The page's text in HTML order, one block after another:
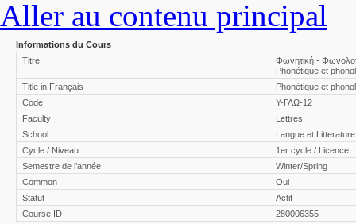
Aller au contenu principal
Informations du Cours
Titre
Φωνητική -
Phonétique et
Title in Français
Phonétique et
Code
Υ-ΓΛΩ-12
Faculty
Lettres
School
Langue et
Cycle / Niveau
1er cycle / Licence
Semestre de l’année
Winter/Spring
Common
Oui
Statut
Actif
Course ID
280006355